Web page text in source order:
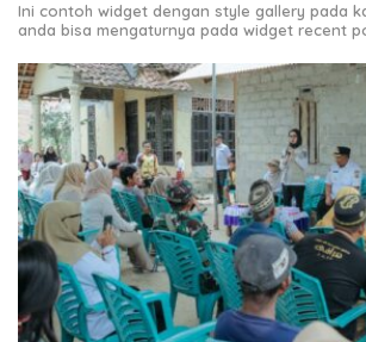
Ini contoh widget dengan style gallery pada
anda bisa mengaturnya pada widget recent